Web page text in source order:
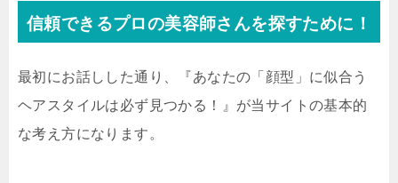
信頼できるプロの美容師さんを探すために！
最初にお話しした通り、『あなたの「顔型」に似合う
ヘアスタイルは必ず見つかる！』が当サイトの基本的
な考え方になります。